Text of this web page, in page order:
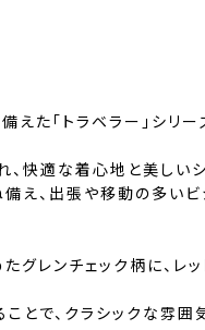
た「トラベラー」シリー
、快適な着心地と美しいシ
え、出張や移動の多いビ
グレンチェック柄に、レ
とで、クラシックな雰囲